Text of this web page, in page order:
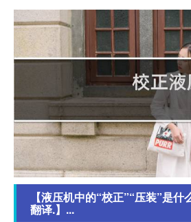
【液压机中的“校正”“压装”是
翻译.】...